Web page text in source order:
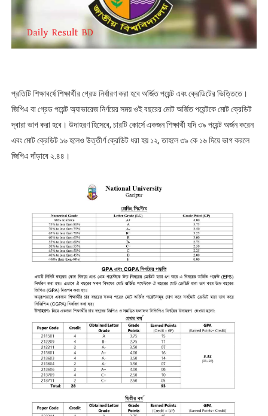
প্রতিটি শিক্ষাবর্ষে শিক্ষার্থীর গ্রেড নির্ধারণ করা হবে অর্জিত পয়েন্ট এবং ক্রেডিটের ভিত্তিতে।
জিপিএ বা গ্রেড পয়েন্ট অ্যাভারেজ নির্ণয়ের সময় ওই বছরের মোট অর্জিত পয়েন্টকে মোট ক্রেডিট
দ্বারা ভাগ করা হবে। উদাহরণ হিসেবে, চারটি কোর্সে একজন শিক্ষার্থী যদি ৩৯ পয়েন্ট অর্জন করেন
এবং মোট ক্রেডিট ১৬ হলেও উত্তীর্ণ ক্রেডিট ধরা হয় ১২, তাহলে ৩৯ কে ১৬ দিয়ে ভাগ করলে
জিপিএ দাঁড়াবে ২.৪৪।